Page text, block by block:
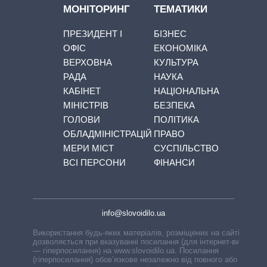
МОНІТОРИНГ
ПРЕЗИДЕНТ І
ОФІС
ВЕРХОВНА
РАДА
КАБІНЕТ
МІНІСТРІВ
ГОЛОВИ
ОБЛАДМІНІСТРАЦІЙ
МЕРИ МІСТ
ВСІ ПЕРСОНИ
ТЕМАТИКИ
БІЗНЕС
ЕКОНОМІКА
КУЛЬТУРА
НАУКА
НАЦІОНАЛЬНА
БЕЗПЕКА
ПОЛІТИКА
ПРАВО
СУСПІЛЬСТВО
ФІНАНСИ
info@slovoidilo.ua
Використання будь-яких матеріалів, розміщених на сайті,
дозволяється при вказуванні посилання (для інтернет-видань
— гіперпосилання) на www.slovoidilo.ua. Посилання
(гіперпосилання) обов’язкове незалежно від повного або